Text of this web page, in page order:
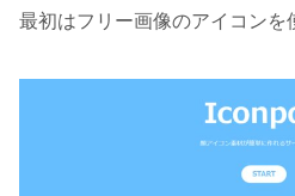
最初はフリー画像のアイコンを